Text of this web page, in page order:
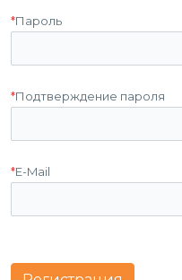
*Пароль
*Подтверждение пароля
*E-Mail